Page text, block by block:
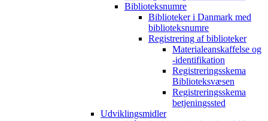
Biblioteksnumre
Biblioteker i Danmark med
biblioteksnumre
Registrering af biblioteker
Materialeanskaffelse og
-identifikation
Registreringsskema
Biblioteksvæsen
Registreringsskema
betjeningssted
Udviklingsmidler